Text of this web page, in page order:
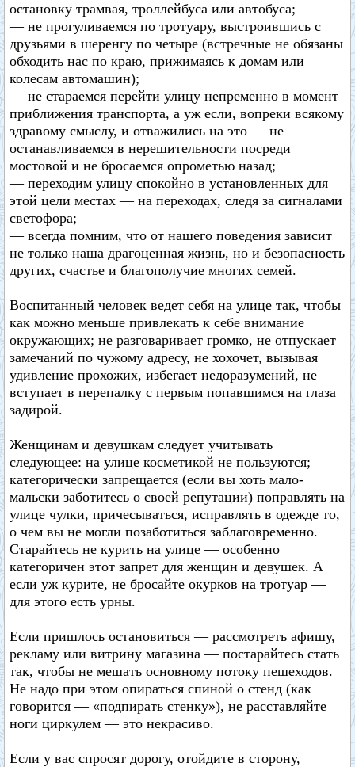
остановку трамвая, троллейбуса или автобуса;
— не прогуливаемся по тротуару, выстроившись с
друзьями в шеренгу по четыре (встречные не обязаны
обходить нас по краю, прижимаясь к домам или
колесам автомашин);
— не стараемся перейти улицу непременно в момент
приближения транспорта, а уж если, вопреки всякому
здравому смыслу, и отважились на это — не
останавливаемся в нерешительности посреди
мостовой и не бросаемся опрометью назад;
— переходим улицу спокойно в установленных для
этой цели местах — на переходах, следя за сигналами
светофора;
— всегда помним, что от нашего поведения зависит
не только наша драгоценная жизнь, но и безопасность
других, счастье и благополучие многих семей.
Воспитанный человек ведет себя на улице так, чтобы
как можно меньше привлекать к себе внимание
окружающих; не разговаривает громко, не отпускает
замечаний по чужому адресу, не хохочет, вызывая
удивление прохожих, избегает недоразумений, не
вступает в перепалку с первым попавшимся на глаза
задирой.
Женщинам и девушкам следует учитывать
следующее: на улице косметикой не пользуются;
категорически запрещается (если вы хоть мало-
мальски заботитесь о своей репутации) поправлять на
улице чулки, причесываться, исправлять в одежде то,
о чем вы не могли позаботиться заблаговременно.
Старайтесь не курить на улице — особенно
категоричен этот запрет для женщин и девушек. А
если уж курите, не бросайте окурков на тротуар —
для этого есть урны.
Если пришлось остановиться — рассмотреть афишу,
рекламу или витрину магазина — постарайтесь стать
так, чтобы не мешать основному потоку пешеходов.
Не надо при этом опираться спиной о стенд (как
говорится — «подпирать стенку»), не расставляйте
ноги циркулем — это некрасиво.
Если у вас спросят дорогу, отойдите в сторону,